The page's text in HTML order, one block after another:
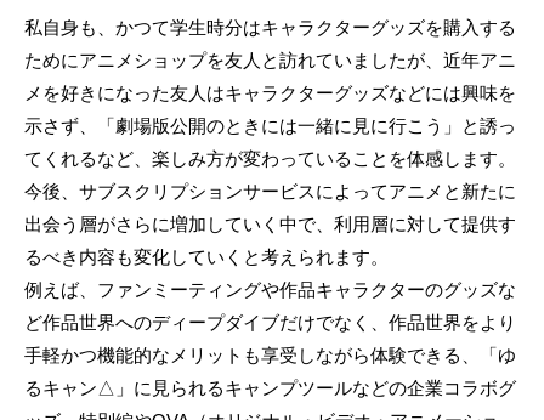
私自身も、かつて学生時分はキャラクターグッズを購入する
ためにアニメショップを友人と訪れていましたが、近年アニ
メを好きになった友人はキャラクターグッズなどには興味を
示さず、「劇場版公開のときには一緒に見に行こう」と誘っ
てくれるなど、楽しみ方が変わっていることを体感します。
今後、サブスクリプションサービスによってアニメと新たに
出会う層がさらに増加していく中で、利用層に対して提供す
るべき内容も変化していくと考えられます。
例えば、ファンミーティングや作品キャラクターのグッズな
ど作品世界へのディープダイブだけでなく、作品世界をより
手軽かつ機能的なメリットも享受しながら体験できる、「ゆ
るキャン△」に見られるキャンプツールなどの企業コラボグ